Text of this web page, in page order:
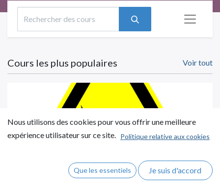
Voir tout
Cours les plus populaires
Nous utilisons des cookies pour vous offrir une meilleure
expérience utilisateur sur ce site. Politique relative aux cookies
Que les essentiels Je suis d'accord